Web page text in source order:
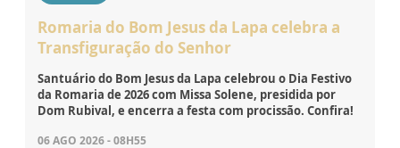
Romaria do Bom Jesus da Lapa celebra a
Transfiguração do Senhor
Santuário do Bom Jesus da Lapa celebrou o Dia Festivo
da Romaria de 2026 com Missa Solene, presidida por
Dom Rubival, e encerra a festa com procissão. Confira!
06 AGO 2026 - 08H55